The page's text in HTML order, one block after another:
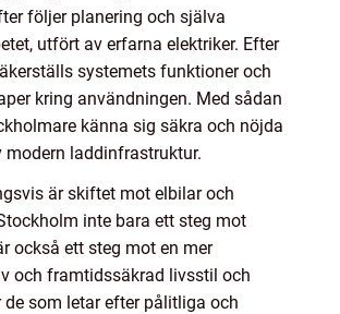
följer planering och själva
utfört av erfarna elektriker. Efter
systemets funktioner och
kring användningen. Med sådan
känna sig säkra och nöjda
modern laddinfrastruktur.
är skiftet mot elbilar och
inte bara ett steg mot
också ett steg mot en mer
och framtidssäkrad livsstil och
de som letar efter pålitliga och